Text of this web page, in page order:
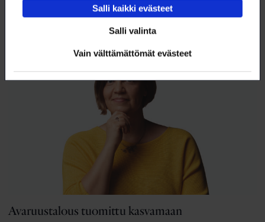
Salli kaikki evästeet
Salli valinta
Vain välttämättömät evästeet
18.2.2025 NYT
Avaruustalous tuomittu kasvamaan